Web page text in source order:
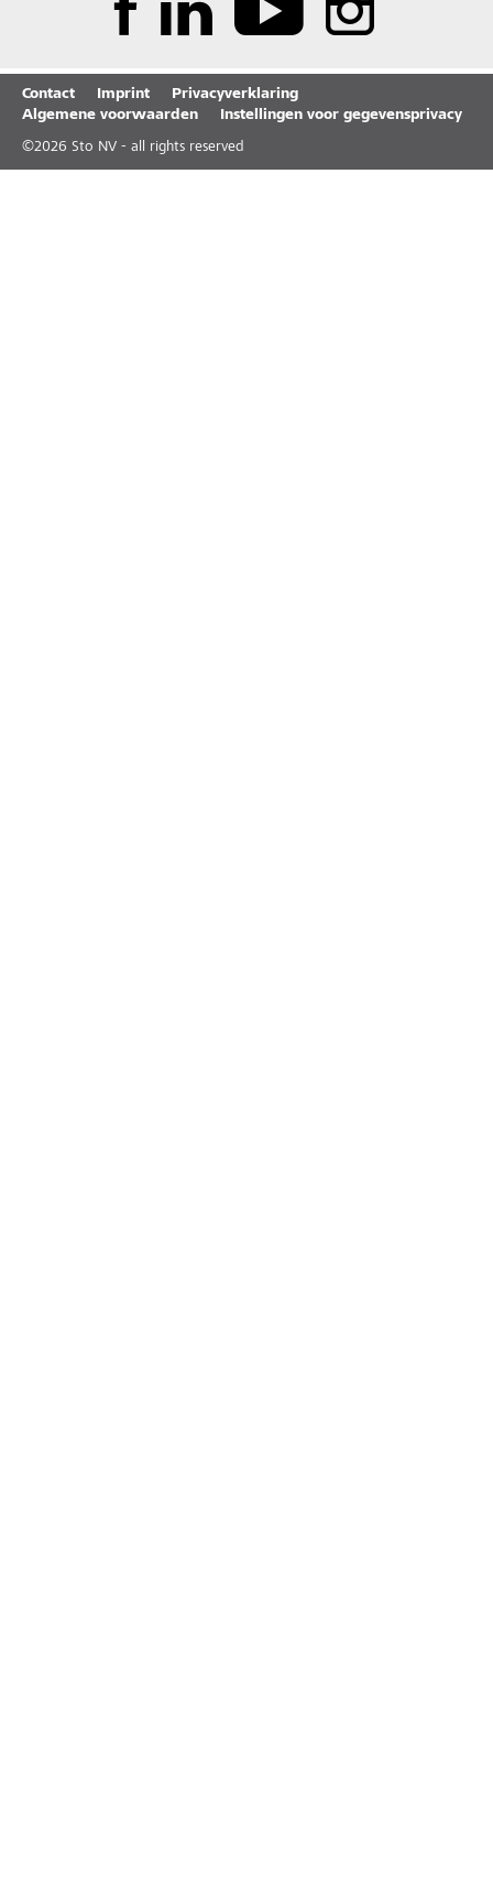
Contact Imprint
Privacyverklaring
Algemene voorwaarden
Instellingen voor gegevensprivacy
©2026 Sto NV - all rights reserved